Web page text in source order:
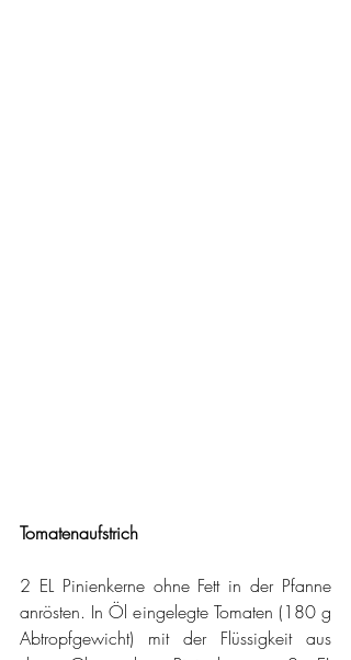
Tomatenaufstrich
2 EL Pinienkerne ohne Fett in der Pfanne
anrösten. In Öl eingelegte Tomaten (180 g
Abtropfgewicht) mit der Flüssigkeit aus